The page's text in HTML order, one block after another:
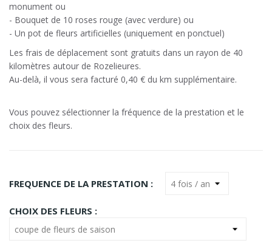
monument ou
- Bouquet de 10 roses rouge (avec verdure) ou
- Un pot de fleurs artificielles (uniquement en ponctuel)
Les frais de déplacement sont gratuits dans un rayon de 40
kilomètres autour de Rozelieures.
Au-delà, il vous sera facturé 0,40 € du km supplémentaire.
Vous pouvez sélectionner la fréquence de la prestation et le
choix des fleurs.
FREQUENCE DE LA PRESTATION :
CHOIX DES FLEURS :